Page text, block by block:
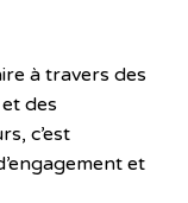
à travers des
des
c’est
et